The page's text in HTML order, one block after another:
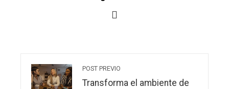
POST PREVIO
Transforma el ambiente de